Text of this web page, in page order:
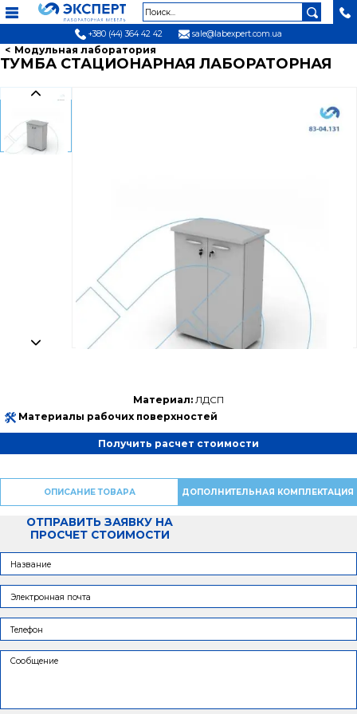
+380 (44) 364 42 42 sale@labexpert.com.ua
Модульная лаборатория
ТУМБА СТАЦИОНАРНАЯ ЛАБОРАТОРНАЯ
Материал: ЛДСП
Материалы рабочих поверхностей
Получить расчет стоимости
ОПИСАНИЕ ТОВАРА ДОПОЛНИТЕЛЬНАЯ КОМПЛЕКТАЦИЯ
ОТПРАВИТЬ ЗАЯВКУ НА
ПРОСЧЕТ СТОИМОСТИ